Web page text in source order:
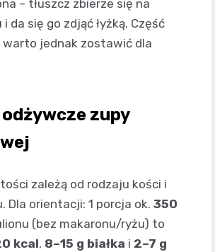
– tłuszcz zbierze się na
da się go zdjąć łyżką. Część
warto jednak zostawić dla
zupy
zależą od rodzaju kości i
Dla orientacji: 1 porcja ok. 350
(bez makaronu/ryżu) to
kcal, 8–15 g białka i 2–7 g